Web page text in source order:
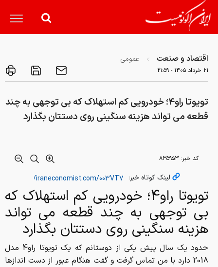
اقتصاد و صنعت عمومی
۲۱ خرداد ۱۴۰۵ - ۲۱:۵۹
تویوتا راو4؛ خودرویی کم استهلاک که بی توجهی به چند
قطعه می تواند هزینه سنگینی روی دستتان بگذارد
کد خبر: ۸۳۵۹۵۳
لینک کوتاه خبر:
تویوتا راو4؛ خودرویی کم استهلاک که
بی توجهی به چند قطعه می تواند
هزینه سنگینی روی دستتان بگذارد
حدود یک سال پیش یکی از دوستانم که یک تویوتا راو4 مدل
2018 دارد با من تماس گرفت و گفت هنگام عبور از دست اندازها